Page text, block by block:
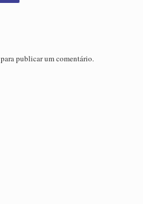
para publicar um comentário.